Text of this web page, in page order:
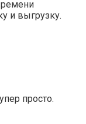
и выгрузку.
просто.